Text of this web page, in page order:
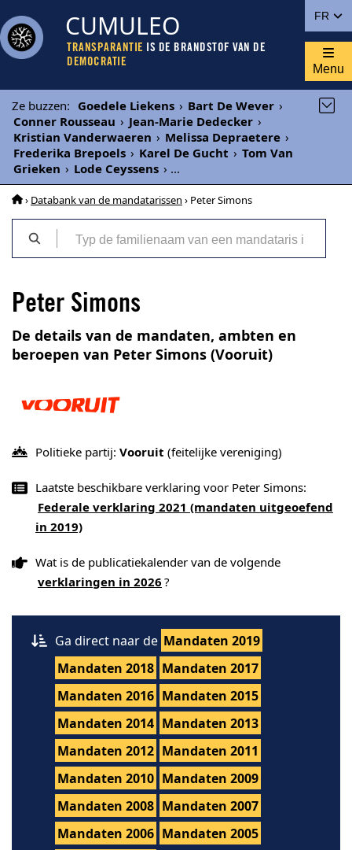
FR
CUMULEO
TRANSPARANTIE IS DE BRANDSTOF VAN DE
DEMOCRATIE
Menu
Ze buzzen: Goedele Liekens › Bart De Wever ›
Conner Rousseau › Jean-Marie Dedecker ›
Kristian Vanderwaeren › Melissa Depraetere ›
Frederika Brepoels › Karel De Gucht › Tom Van
Grieken › Lode Ceyssens › ...
› Databank van de mandatarissen › Peter Simons
Peter Simons
De details van de mandaten, ambten en
beroepen van Peter Simons (Vooruit)
Politieke partij: Vooruit (feitelijke vereniging)
Laatste beschikbare verklaring voor Peter Simons:
Federale verklaring 2021 (mandaten uitgeoefend
in 2019)
Wat is de publicatiekalender van de volgende
verklaringen in 2026 ?
Ga direct naar de Mandaten 2019
Mandaten 2018 Mandaten 2017
Mandaten 2016 Mandaten 2015
Mandaten 2014 Mandaten 2013
Mandaten 2012 Mandaten 2011
Mandaten 2010 Mandaten 2009
Mandaten 2008 Mandaten 2007
Mandaten 2006 Mandaten 2005